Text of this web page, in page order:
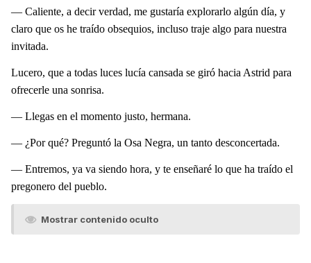
— Caliente, a decir verdad, me gustaría explorarlo algún día, y
claro que os he traído obsequios, incluso traje algo para nuestra
invitada.
Lucero, que a todas luces lucía cansada se giró hacia Astrid para
ofrecerle una sonrisa.
— Llegas en el momento justo, hermana.
— ¿Por qué? Preguntó la Osa Negra, un tanto desconcertada.
— Entremos, ya va siendo hora, y te enseñaré lo que ha traído el
pregonero del pueblo.
Mostrar contenido oculto